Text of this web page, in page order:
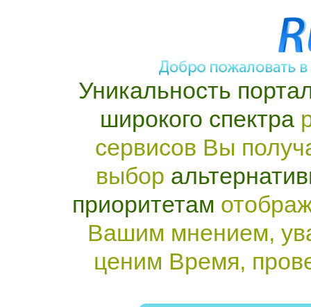
Уникальность
широкого спектра
сервисов Вы
выбор
приоритетам
Вашим мнением,
ценим Время,